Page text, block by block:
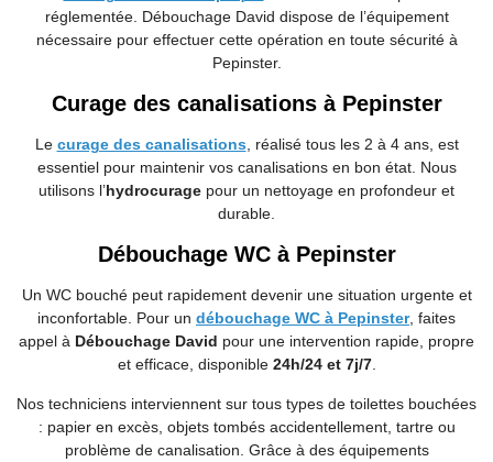
réglementée. Débouchage David dispose de l’équipement
nécessaire pour effectuer cette opération en toute sécurité à
Pepinster.
Curage des canalisations à Pepinster
Le curage des canalisations, réalisé tous les 2 à 4 ans, est
essentiel pour maintenir vos canalisations en bon état. Nous
utilisons l’hydrocurage pour un nettoyage en profondeur et
durable.
Débouchage WC à Pepinster
Un WC bouché peut rapidement devenir une situation urgente et
inconfortable. Pour un débouchage WC à Pepinster, faites
appel à Débouchage David pour une intervention rapide, propre
et efficace, disponible 24h/24 et 7j/7.
Nos techniciens interviennent sur tous types de toilettes bouchées
: papier en excès, objets tombés accidentellement, tartre ou
problème de canalisation. Grâce à des équipements